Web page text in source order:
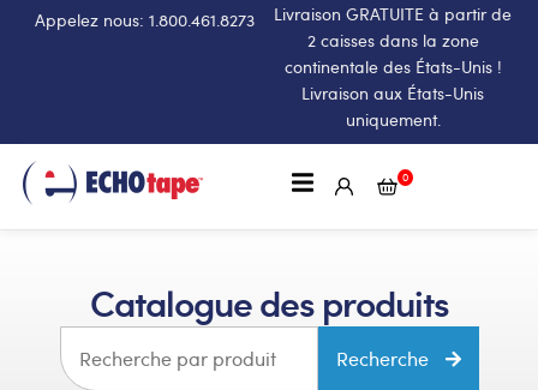
Appelez nous: 1.800.461.8273
Livraison GRATUITE à partir de
2 caisses dans la zone
continentale des États-Unis !
Livraison aux États-Unis
uniquement.
0
Catalogue des produits
Recherche